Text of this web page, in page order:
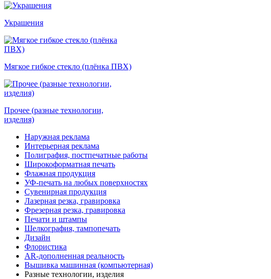
Украшения
Мягкое гибкое стекло (плёнка ПВХ)
Прочее (разные технологии,
изделия)
Наружная реклама
Интерьерная реклама
Полиграфия, постпечатные работы
Широкоформатная печать
Флажная продукция
УФ-печать на любых поверхностях
Сувенирная продукция
Лазерная резка, гравировка
Фрезерная резка, гравировка
Печати и штампы
Шелкография, тампопечать
Дизайн
Флористика
AR-дополненная реальность
Вышивка машинная (компьютерная)
Разные технологии, изделия